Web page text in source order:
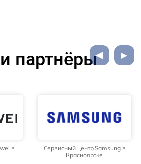
партнёры
в
Сервисный центр Samsung в
Красноярске